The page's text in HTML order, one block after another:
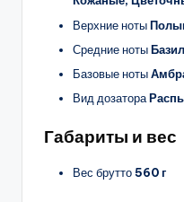
Верхние ноты
Средние ноты
Базовые ноты
Вид дозатора
Габариты и вес
Вес брутто560 г